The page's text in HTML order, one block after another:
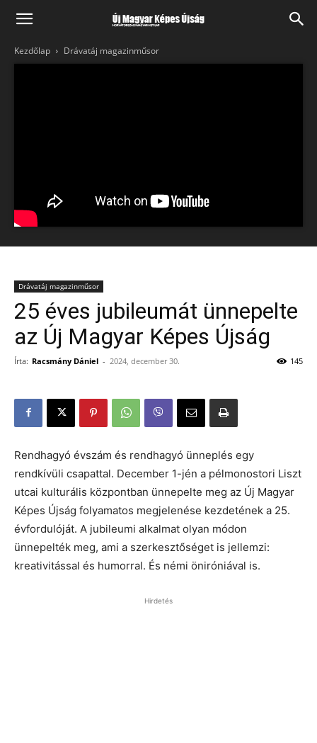
Kezdőlap Drávatáj magazinműsor
Drávatáj magazinműsor
25 éves jubileumát ünnepelte
az Új Magyar Képes Újság
Írta: Racsmány Dániel - 2024, december 30. 145
Rendhagyó évszám és rendhagyó ünneplés egy
rendkívüli csapattal. December 1-jén a pélmonostori Liszt
utcai kulturális központban ünnepelte meg az Új Magyar
Képes Újság folyamatos megjelenése kezdetének a 25.
évfordulóját. A jubileumi alkalmat olyan módon
ünnepelték meg, ami a szerkesztőséget is jellemzi:
kreativitással és humorral. És némi öniróniával is.
Hirdetés